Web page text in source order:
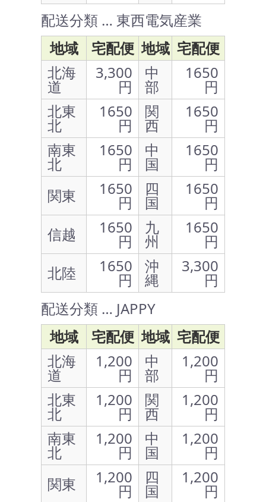
配送分類 … 東西電気産業
地域
宅配便 地域 宅配便
北海
道
3,300
円
中
部
1650
円
北東
北
1650
円
関
西
1650
円
南東
北
1650
円
中
国
1650
円
関東
1650
円
四
国
1650
円
信越
1650
円
九
州
1650
円
北陸
1650
円
沖
縄
3,300
円
配送分類 … JAPPY
地域
宅配便 地域 宅配便
北海
道
1,200
円
中
部
1,200
円
北東
北
1,200
円
関
西
1,200
円
南東
北
1,200
円
中
国
1,200
円
関東
1,200
円
四
国
1,200
円